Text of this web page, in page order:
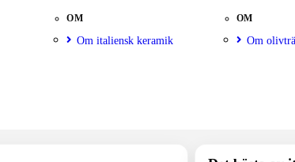
OM
Om italiensk keramik
OM
Om olivträ